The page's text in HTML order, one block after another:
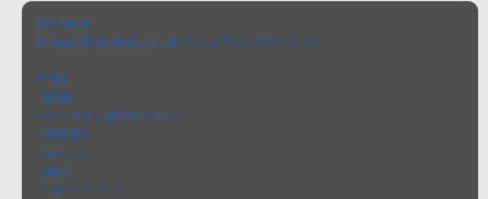
#freeze
#navi(PukiWiki/1.4/マニュアル/プラグイン)
**hr
:種別|
~インライン型プラグイン
:重要度|
~★★☆☆☆
:書式|
''&hr'''';''